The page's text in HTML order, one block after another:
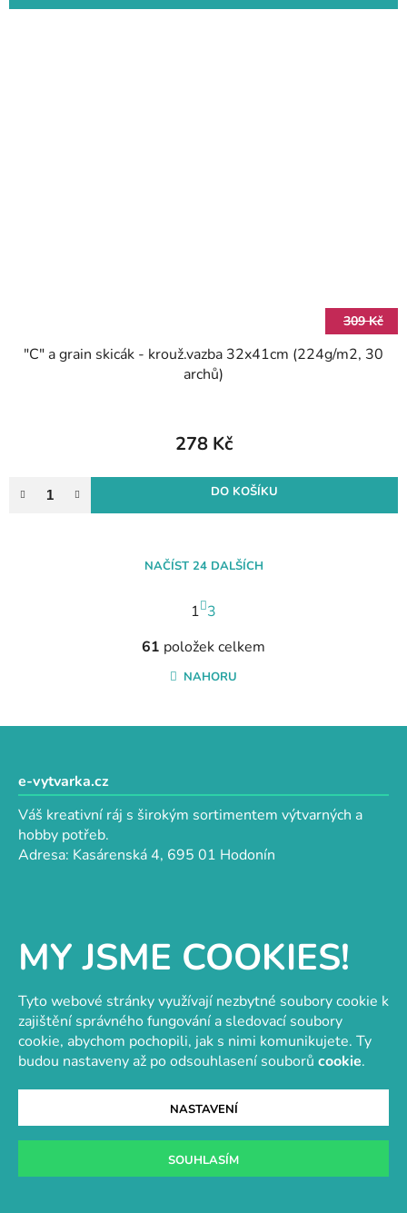
MY JSME COOKIES!
Tyto webové stránky využívají nezbytné soubory cookie k
zajištění správného fungování a sledovací soubory
cookie, abychom pochopili, jak s nimi komunikujete. Ty
budou nastaveny až po odsouhlasení souborů cookie.
NASTAVENÍ
SOUHLASÍM
309 Kč
"C" a grain skicák - krouž.vazba 32x41cm (224g/m2, 30
archů)
278 Kč
DO KOŠÍKU
v
l
a
p
r
k
i
s
u
NAČÍST 24 DALŠÍCH
t
á
k
á
1 3
61 položek celkem
NAHORU
e-vytvarka.cz
Váš kreativní ráj s širokým sortimentem výtvarných a
hobby potřeb.
Adresa: Kasárenská 4, 695 01 Hodonín
Kategorie
Grafika
Keramika
Kresba
Malba
Papírnictví
Informace
O nás